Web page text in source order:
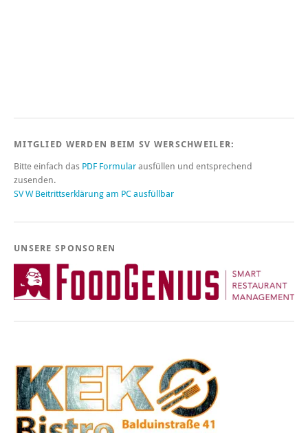
MITGLIED WERDEN BEIM SV WERSCHWEILER:
Bitte einfach das PDF Formular ausfüllen und entsprechend
zusenden.
SV W Beitrittserklärung am PC ausfüllbar
UNSERE SPONSOREN